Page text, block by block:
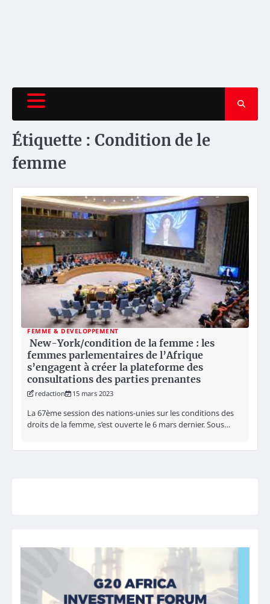
Étiquette : Condition de le
femme
FEMME & DEVELOPPEMENT
New-York/condition de la femme : les
femmes parlementaires de l’Afrique
s’engagent à créer la plateforme des
consultations des parties prenantes
redaction 15 mars 2023
La 67ème session des nations-unies sur les conditions des
droits de la femme, s’est ouverte le 6 mars dernier. Sous…